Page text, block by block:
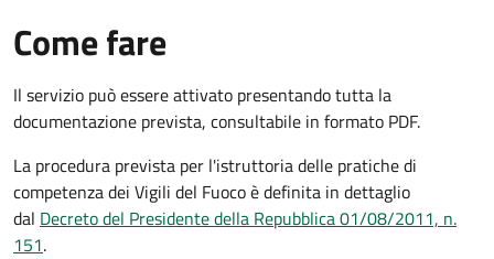
Come fare
Il servizio può essere attivato presentando tutta la
documentazione prevista, consultabile in formato PDF.
La procedura prevista per l'istruttoria delle pratiche di
competenza dei Vigili del Fuoco è definita in dettaglio
dal Decreto del Presidente della Repubblica 01/08/2011, n.
151.